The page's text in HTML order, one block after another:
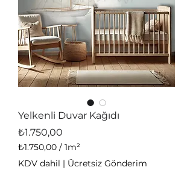
Yelkenli Duvar Kağıdı
₺1.750,00
₺1.750,00 / 1m²
1
Metrekare
KDV dahil | Ücretsiz Gönderim